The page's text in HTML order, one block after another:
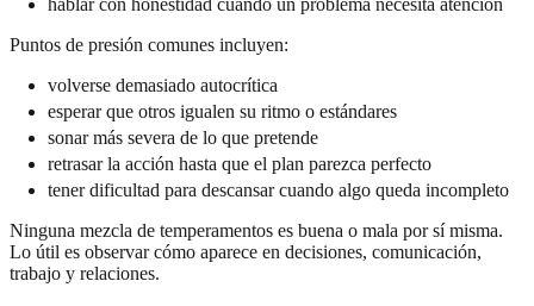
Puntos de presión comunes incluyen:
volverse demasiado autocrítica
esperar que otros igualen su ritmo o estándares
sonar más severa de lo que pretende
retrasar la acción hasta que el plan parezca perfecto
tener dificultad para descansar cuando algo queda incompleto
Ninguna mezcla de temperamentos es buena o mala por sí misma.
Lo útil es observar cómo aparece en decisiones, comunicación,
trabajo y relaciones.